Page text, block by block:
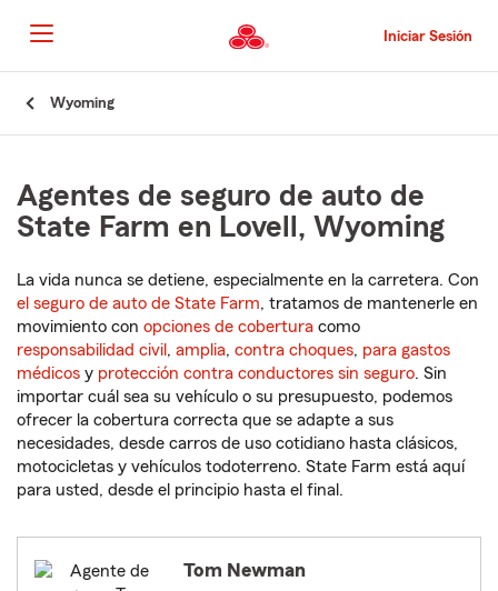
al
contenido
principal
Iniciar Sesión
Wyoming
Agentes de seguro de auto de
State Farm en Lovell, Wyoming
La vida nunca se detiene, especialmente en la carretera. Con
el seguro de auto de State Farm, tratamos de mantenerle en
movimiento con opciones de cobertura como
responsabilidad civil , amplia, contra choques, para gastos
médicos y protección contra conductores sin seguro. Sin
importar cuál sea su vehículo o su presupuesto, podemos
ofrecer la cobertura correcta que se adapte a sus
necesidades, desde carros de uso cotidiano hasta clásicos,
motocicletas y vehículos todoterreno. State Farm está aquí
para usted, desde el principio hasta el final.
Tom Newman